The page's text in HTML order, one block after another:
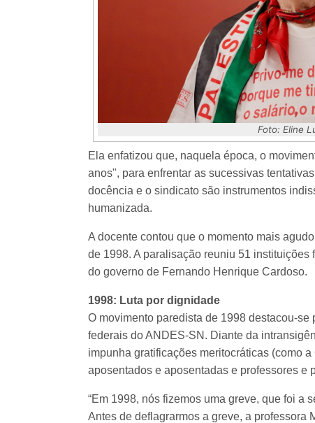
Foto: Eline
Ela enfatizou que, naquela época, o
anos", para enfrentar as sucessivas
docência e o sindicato são instrumentos
humanizada.
A docente contou que o momento mais
de 1998. A paralisação reuniu 51
do governo de Fernando Henrique Cardoso.
1998: Luta por dignidade
O movimento paredista de 1998 destacou-
federais do ANDES-SN. Diante da
impunha gratificações meritocráticas (como
aposentados e aposentadas e professores e
“Em 1998, nós fizemos uma greve, que foi a
Antes de deflagrarmos a greve, a professora